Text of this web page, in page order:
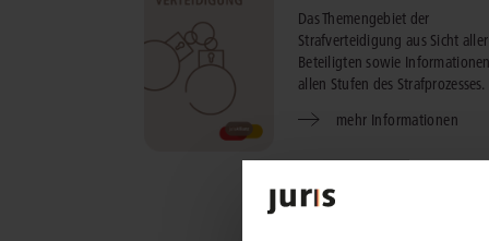
Das Themengebiet der
Strafverteidigung aus Sicht aller
Beteiligten sowie
allen Stufen des Strafprozesses.
mehr Informationen